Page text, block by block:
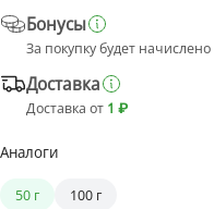
Бонусы
За покупку будет начислено
Доставка
Доставка от 1 ₽
Аналоги
50 г 100 г